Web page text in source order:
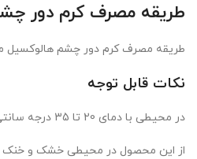
طریقه مصرف کرم دور
طریقه مصرف کرم دور چشم هالوکسیل
نکات قابل توجه
در محیطی با دمای 20 تا 35 درجه سانتی گراد نگهداری می شود.
از این محصول در محیطی خشک و خنک و